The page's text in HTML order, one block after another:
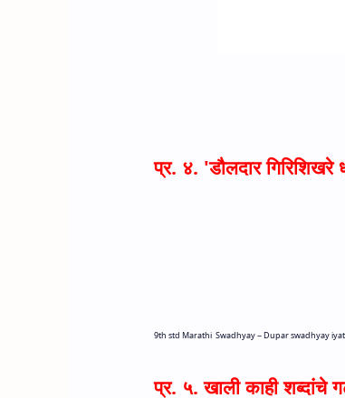
प्र. ४. 'डौलदार गिरिशिखरे
9th std Marathi Swadhyay ~Dupar swadhyay
प्र. ५. खाली काही शब्दांचे